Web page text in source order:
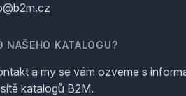
NAŠEHO KATALOGU?
a my se vám ozveme s
katalogů B2M.